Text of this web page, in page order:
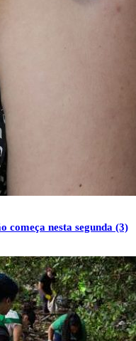
começa nesta segunda (3)